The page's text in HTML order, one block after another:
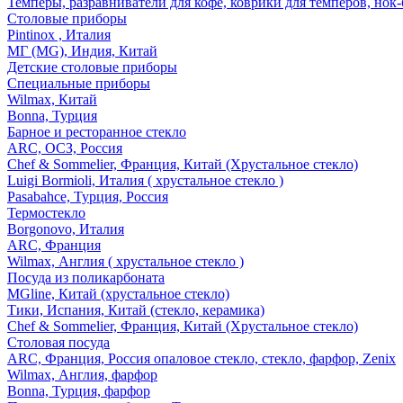
Столовые приборы
Pintinox , Италия
МГ (MG), Индия, Китай
Детские столовые приборы
Специальные приборы
Wilmax, Китай
Bonna, Турция
Барное и ресторанное стекло
ARC, ОСЗ, Россия
Chef & Sommelier, Франция, Китай (Хрустальное стекло)
Luigi Bormioli, Италия ( хрустальное стекло )
Pasabahce, Турция, Россия
Термостекло
Borgonovo, Италия
ARC, Франция
Wilmax, Англия ( хрустальное стекло )
Посуда из поликарбоната
MGline, Китай (хрустальное стекло)
Тики, Испания, Китай (стекло, керамика)
Chef & Sommelier, Франция, Китай (Хрустальное стекло)
Столовая посуда
ARC, Франция, Россия опаловое стекло, стекло, фарфор, Zenix
Wilmax, Англия, фарфор
Bonna, Турция, фарфор